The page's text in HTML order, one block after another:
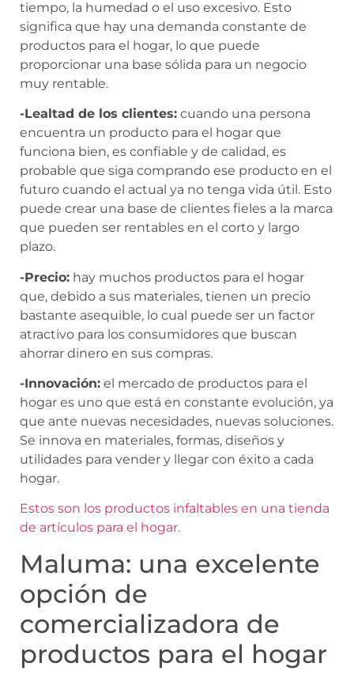
tiempo, la humedad o el uso excesivo. Esto
significa que hay una demanda constante de
productos para el hogar, lo que puede
proporcionar una base sólida para un negocio
muy rentable.
-Lealtad de los clientes: cuando una persona
encuentra un producto para el hogar que
funciona bien, es confiable y de calidad, es
probable que siga comprando ese producto en el
futuro cuando el actual ya no tenga vida útil. Esto
puede crear una base de clientes fieles a la marca
que pueden ser rentables en el corto y largo
plazo.
-Precio: hay muchos productos para el hogar
que, debido a sus materiales, tienen un precio
bastante asequible, lo cual puede ser un factor
atractivo para los consumidores que buscan
ahorrar dinero en sus compras.
-Innovación: el mercado de productos para el
hogar es uno que está en constante evolución, ya
que ante nuevas necesidades, nuevas soluciones.
Se innova en materiales, formas, diseños y
utilidades para vender y llegar con éxito a cada
hogar.
Estos son los productos infaltables en una tienda
de artículos para el hogar.
Maluma: una excelente
opción de
comercializadora de
productos para el hogar